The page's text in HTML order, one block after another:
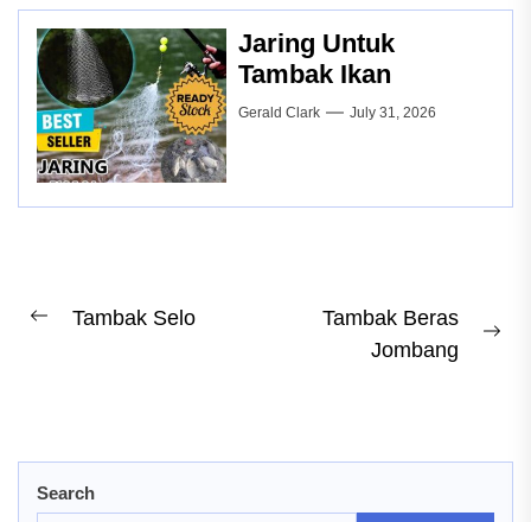
Jaring Untuk
Tambak Ikan
Gerald Clark July 31, 2026
Post
Previous
Tambak Selo
Tambak Beras
Jombang
Search